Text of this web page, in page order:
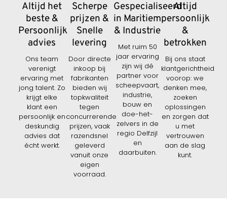
Altijd het
beste &
Persoonlijk
advies
Ons team
verenigt
ervaring met
jong talent. Zo
krijgt elke
klant een
persoonlijk en
deskundig
advies dat
écht werkt.
Scherpe
prijzen &
Snelle
levering
Door directe
inkoop bij
fabrikanten
bieden wij
topkwaliteit
tegen
concurrerende
prijzen, vaak
razendsnel
geleverd
vanuit onze
eigen
voorraad.
Gespecialiseerd
in Maritiem
& Industrie
Met ruim 50
jaar ervaring
zijn wij dé
partner voor
scheepvaart,
industrie,
bouw en
doe-het-
zelvers in de
regio Delfzijl
en
daarbuiten.
Altijd
persoonlijk
&
betrokken
Bij ons staat
klantgerichtheid
voorop: we
denken mee,
zoeken
oplossingen
en zorgen dat
u met
vertrouwen
aan de slag
kunt.